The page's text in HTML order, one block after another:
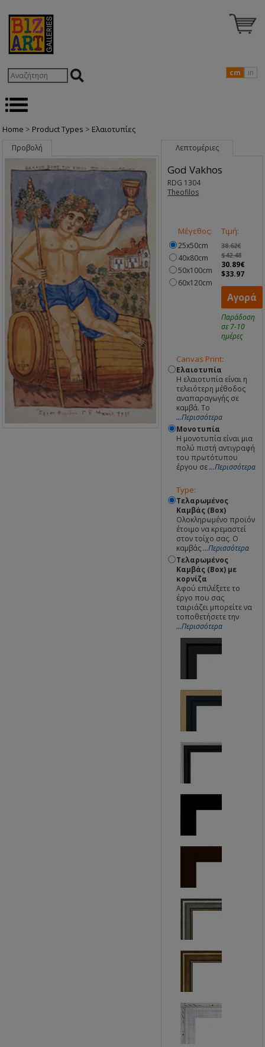
cm in
Home > Product Types > Ελαιοτυπίες
Προβολή Λεπτομέριες
God Vakhos
RDG 1304
Theofilos
Μέγεθος:
25x50cm
40x80cm
50x100cm
60x120cm
Τιμή:
38.62€
$42.48
30.89€
$33.97
Αγορά
Παράδοση
σε 7-10
ημέρες
Canvas Print:
Ελαιοτυπία
Η ελαιοτυπία είναι η
τελειότερη μέθοδος
αναπαραγωγής σε
καμβά. Το
...Περισσότερα
Μονοτυπία
Η μονοτυπία είναι μια
πολύ πιστή αντιγραφή
του πρωτότυπου
έργου σε...Περισσότερα
Type:
Τελαρωμένος
Καμβάς (Box)
Ολοκληρωμένο προϊόν
έτοιμο να κρεμαστεί
στον τοίχο σας. Ο
καμβάς...Περισσότερα
Τελαρωμένος
Καμβάς (Box) με
κορνίζα
Αφού επιλέξετε το
έργο που σας
ταιριάζει μπορείτε να
τοποθετήσετε την
...Περισσότερα